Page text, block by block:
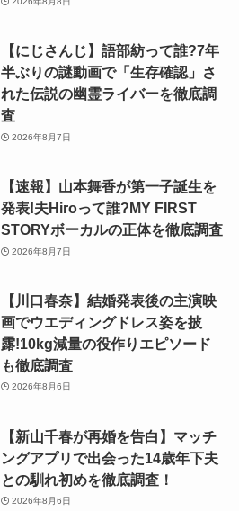
【にじさんじ】語部紡って誰?7年
半ぶりの謎動画で「生存確認」さ
れた伝説の幽霊ライバーを徹底調
査
2026年8月7日
【速報】山本舞香が第一子誕生を
発表!夫Hiroって誰?MY FIRST
STORYボーカルの正体を徹底調査
2026年8月7日
【川口春奈】結婚発表後の主演映
画でウエディングドレス姿を披
露!10kg減量の役作りエピソード
も徹底調査
2026年8月6日
【新山千春が再婚を告白】マッチ
ングアプリで出会った14歳年下夫
との馴れ初めを徹底調査！
2026年8月6日